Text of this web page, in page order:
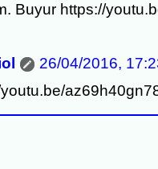
Buyur https://
26/04/2016,